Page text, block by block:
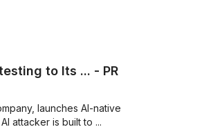
to Its ... - PR
launches AI-native
attacker is built to ...